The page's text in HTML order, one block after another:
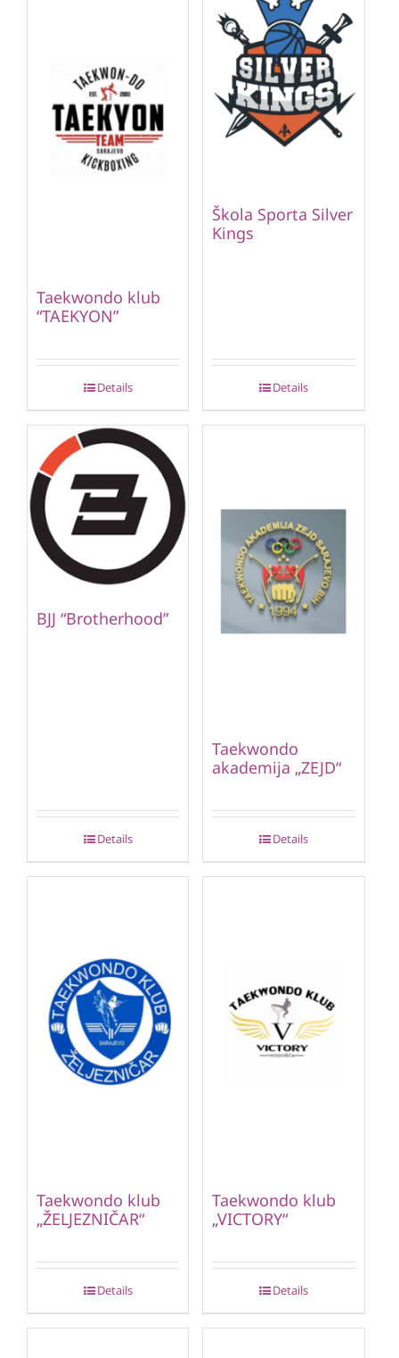
Taekwondo klub
“TAEKYON”
Details
Škola Sporta Silver
Kings
Details
BJJ “Brotherhood”
Details
Taekwondo
akademija „ZEJD“
Details
Taekwondo klub
„ŽELJEZNIČAR“
Details
Taekwondo klub
„VICTORY“
Details